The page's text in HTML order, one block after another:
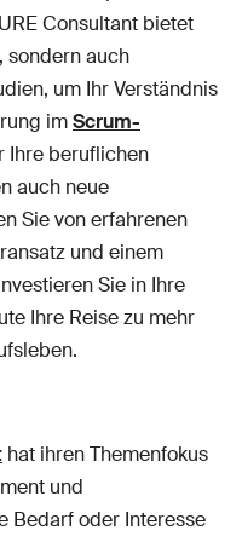
Consultant bietet
sondern auch
um Ihr Verständnis
imScrum-
Ihre beruflichen
auch neue
Sie von erfahrenen
und einem
Sie in Ihre
Ihre Reise zu mehr
hat ihren Themenfokus
und
Bedarf oder Interesse